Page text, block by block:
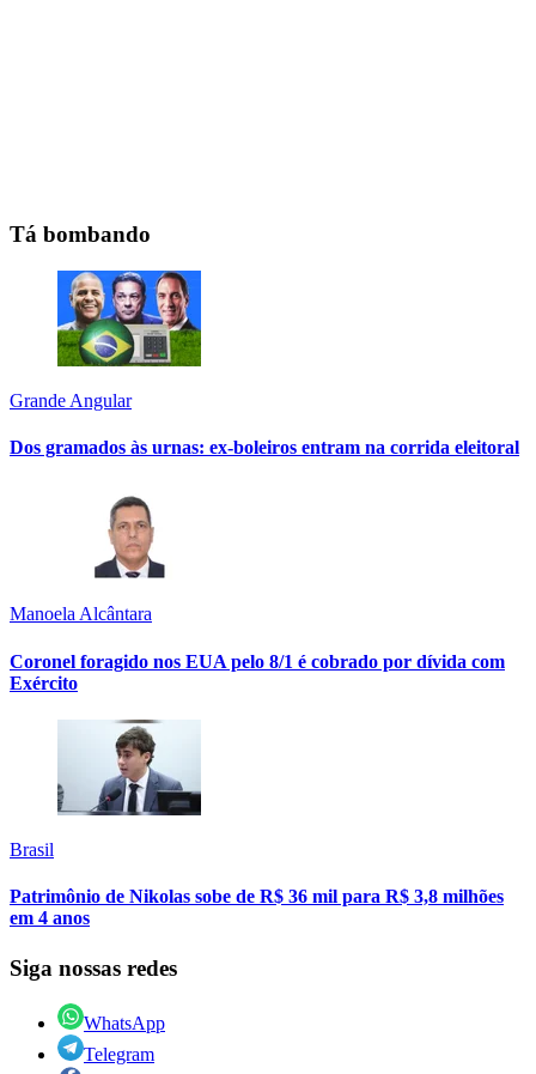
Tá bombando
Grande Angular
Dos gramados às urnas: ex-boleiros entram na corrida eleitoral
Manoela Alcântara
Coronel foragido nos EUA pelo 8/1 é cobrado por dívida com
Exército
Brasil
Patrimônio de Nikolas sobe de R$ 36 mil para R$ 3,8 milhões
em 4 anos
Siga nossas redes
WhatsApp
Telegram